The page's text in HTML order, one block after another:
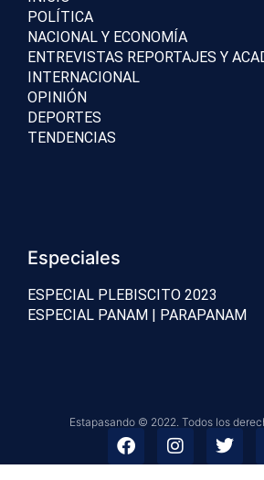
POLÍTICA
NACIONAL Y ECONOMÍA
ENTREVISTAS REPORTAJES Y
INTERNACIONAL
OPINIÓN
DEPORTES
TENDENCIAS
Especiales
ESPECIAL PLEBISCITO 2023
ESPECIAL PANAM | PARAPANAM
Estapasando © 2022. Todos los